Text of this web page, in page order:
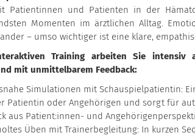
Patientinnen und Patienten in der
Momenten im ärztlichen Alltag.
– umso wichtiger ist eine klare,
Training arbeiten Sie intensiv
mit unmittelbarem Feedback:
Simulationen mit Schauspielpatientin:
Patientin oder Angehörigen und sorgt für
aus Patient:innen- und
Üben mit Trainerbegleitung: In kurzen